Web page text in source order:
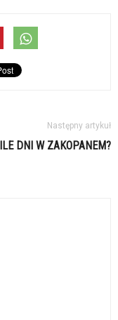
Następny artykuł
ILE DNI W ZAKOPANEM?